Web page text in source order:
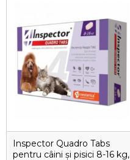
Inspector Quadro Tabs
pentru câini și pisici 8-16 kg,